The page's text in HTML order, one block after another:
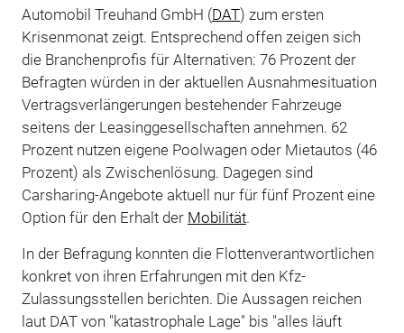
Automobil Treuhand GmbH (DAT) zum ersten
Krisenmonat zeigt. Entsprechend offen zeigen sich
die Branchenprofis für Alternativen: 76 Prozent der
Befragten würden in der aktuellen Ausnahmesituation
Vertragsverlängerungen bestehender Fahrzeuge
seitens der Leasinggesellschaften annehmen. 62
Prozent nutzen eigene Poolwagen oder Mietautos (46
Prozent) als Zwischenlösung. Dagegen sind
Carsharing-Angebote aktuell nur für fünf Prozent eine
Option für den Erhalt der Mobilität.
In der Befragung konnten die Flottenverantwortlichen
konkret von ihren Erfahrungen mit den Kfz-
Zulassungsstellen berichten. Die Aussagen reichen
laut DAT von "katastrophale Lage" bis "alles läuft